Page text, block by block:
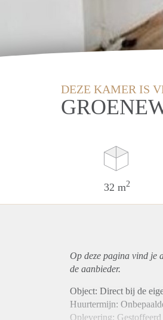
DEZE KAMER IS
32 m2
Op deze pagina vind je
de aanbieder.
Object: Direct bij de
Huurtermijn:
Oplevering: Gestoffeerd